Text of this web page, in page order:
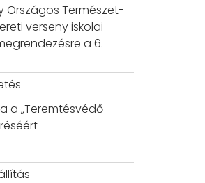
Országos Természet-
verseny iskolai
a 6.
a „Teremtésvédő